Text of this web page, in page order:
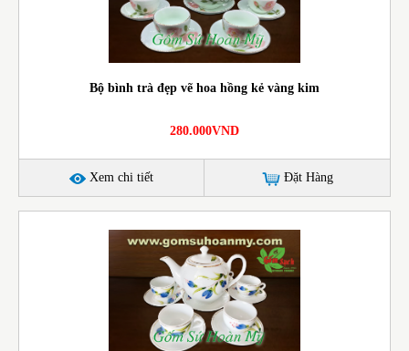
Bộ bình trà đẹp vẽ hoa hồng kẻ vàng kim
280.000VND
Xem chi tiết Đặt Hàng